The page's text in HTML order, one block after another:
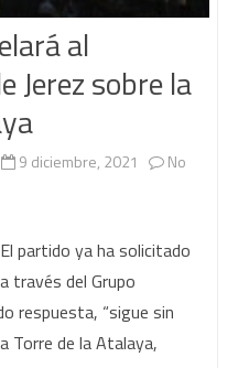
al
Jerez sobre la
9 diciembre, 2021
No
partido ya ha solicitado
través del Grupo
respuesta, “sigue sin
Torre de la Atalaya,